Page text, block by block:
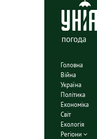
погода
Головна
Війна
Україна
Політика
Економіка
Світ
Екологія
Регіони